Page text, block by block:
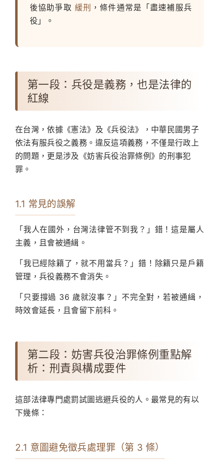
後協助爭取 緩刑 ，條件通常是「盡速補服兵
役」。
第一段：兵役是義務，也是法律的
紅線
在台灣，依據《憲法》及《兵役法》，中華民國男子
依法有服兵役之義務。違反這項義務，不僅是行政上
的問題，更是涉及《妨害兵役治罪條例》的刑事犯
罪。
1.1 常見的誤解
「我人在國外，台灣法律管不到我？」錯！這是屬人
主義，且會被通緝。
「我已經除籍了，就不用當兵？」錯！除籍只是戶籍
管理，兵役義務不會消失。
「只要撐過 36 歲就沒事？」不完全對，若被通緝，
時效會延長，且會留下前科。
第二段：妨害兵役治罪條例重點解
析：刑責與構成要件
這部法律專門處罰試圖逃避兵役的人。最常見的有以
下幾條：
2.1 意圖避免徵兵處理罪（第 3 條）